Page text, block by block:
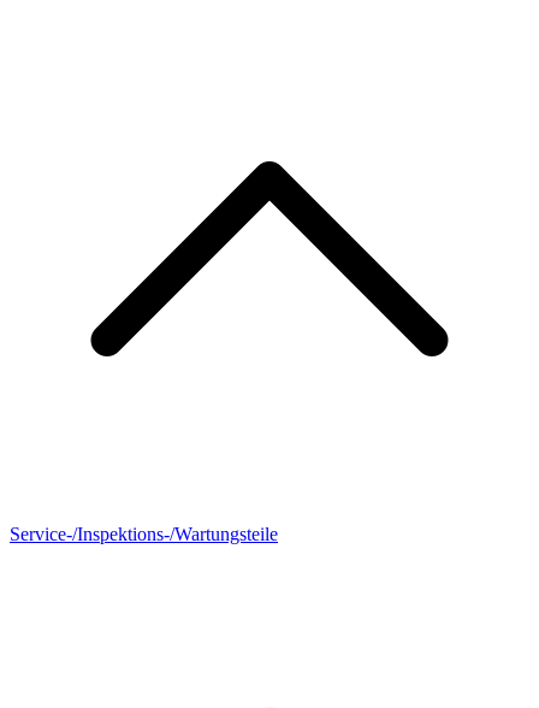
Service-/Inspektions-/Wartungsteile